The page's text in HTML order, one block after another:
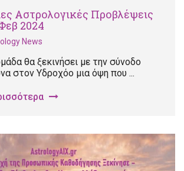
Αστρολογικές Προβλέψεις
2024
News
θα ξεκινήσει με την σύνοδο
στον Υδροχόο μια όψη που ...